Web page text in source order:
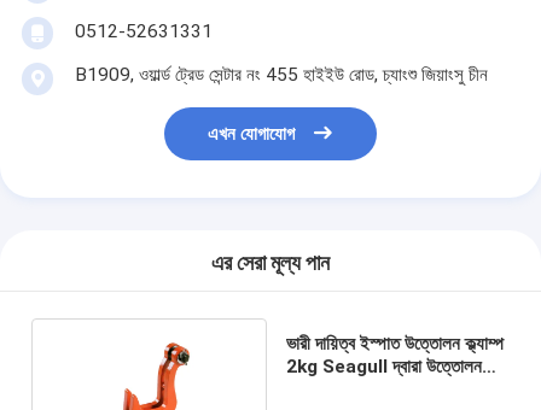
0512-52631331
B1909, ওয়ার্ল্ড ট্রেড সেন্টার নং 455 হাইইউ রোড, চ্যাংশু জিয়াংসু চীন
এখন যোগাযোগ
এর সেরা মূল্য পান
ভারী দায়িত্ব ইস্পাত উত্তোলন ক্ল্যাম্প
2kg Seagull দ্বারা উত্তোলন